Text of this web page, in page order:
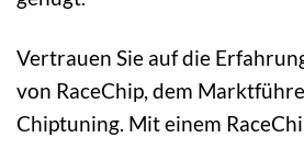
Vertrauen Sie auf die
von RaceChip, dem
Chiptuning. Mit einem